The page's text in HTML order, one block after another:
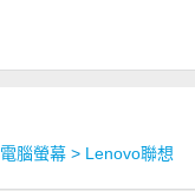
電腦螢幕 > Lenovo聯想